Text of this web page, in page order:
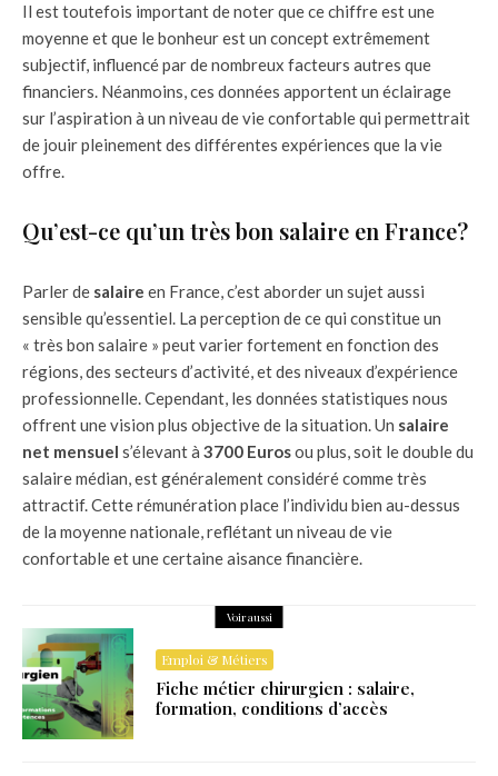
Il est toutefois important de noter que ce chiffre est une
moyenne et que le bonheur est un concept extrêmement
subjectif, influencé par de nombreux facteurs autres que
financiers. Néanmoins, ces données apportent un éclairage
sur l’aspiration à un niveau de vie confortable qui permettrait
de jouir pleinement des différentes expériences que la vie
offre.
Qu’est-ce qu’un très bon salaire en France?
Parler de salaire en France, c’est aborder un sujet aussi
sensible qu’essentiel. La perception de ce qui constitue un
« très bon salaire » peut varier fortement en fonction des
régions, des secteurs d’activité, et des niveaux d’expérience
professionnelle. Cependant, les données statistiques nous
offrent une vision plus objective de la situation. Un salaire
net mensuel s’élevant à 3700 Eurosou plus, soit le double du
salaire médian, est généralement considéré comme très
attractif. Cette rémunération place l’individu bien au-dessus
de la moyenne nationale, reflétant un niveau de vie
confortable et une certaine aisance financière.
Voir aussi
Emploi & Métiers
Fiche métier chirurgien : salaire,
formation, conditions d’accès